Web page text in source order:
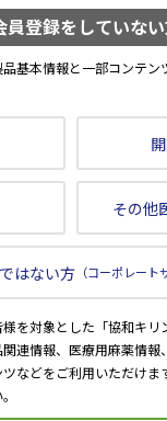
働きかけてきた。「"
返し訴えてきたこと
の新規外来患者数が
活動の成果を語る。地
など問題のないケース
。「大学病院には骨軟
もいますから、診断を
事であると考えていま
の場合は大学病院で腫
を開始する。一方、脂
患者を返して紹介医に
観点から治療をサポー
こともあれば、腫瘍グ
院に派遣されていれば
員登録をしていな
基本情報と一部コンテン
その他
はない方 （コーポレート
を対象とした「協和キリ
連情報、医療用麻薬情報
などをご利用いただけま